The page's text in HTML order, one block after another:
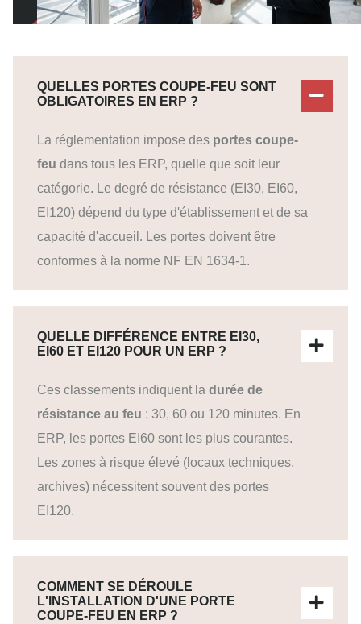
QUELLES PORTES COUPE-FEU SONT
OBLIGATOIRES EN ERP ?
La réglementation impose des portes coupe-
feu dans tous les ERP, quelle que soit leur
catégorie. Le degré de résistance (EI30, EI60,
EI120) dépend du type d'établissement et de sa
capacité d'accueil. Les portes doivent être
conformes à la norme NF EN 1634-1.
QUELLE DIFFÉRENCE ENTRE EI30,
EI60 ET EI120 POUR UN ERP ?
Ces classements indiquent la durée de
résistance au feu : 30, 60 ou 120 minutes. En
ERP, les portes EI60 sont les plus courantes.
Les zones à risque élevé (locaux techniques,
archives) nécessitent souvent des portes
EI120.
COMMENT SE DÉROULE
L'INSTALLATION D'UNE PORTE
COUPE-FEU EN ERP ?